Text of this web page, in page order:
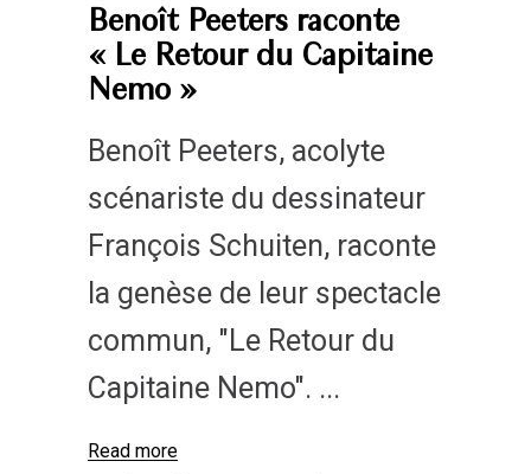
Benoît Peeters raconte
« Le Retour du Capitaine
Nemo »
Benoît Peeters, acolyte
scénariste du dessinateur
François Schuiten, raconte
la genèse de leur spectacle
commun, "Le Retour du
Capitaine Nemo".
Read more